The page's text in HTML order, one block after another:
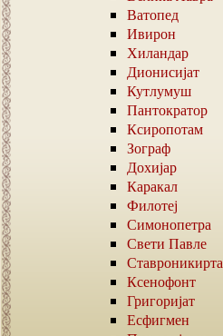
Ватопед
Ивирон
Хиландар
Дионисијат
Кутлумуш
Пантократор
Ксиропотам
Зограф
Дохијар
Каракал
Филотеј
Симонопетра
Свети Павле
Ставроникирта
Ксенофонт
Григоријат
Есфигмен